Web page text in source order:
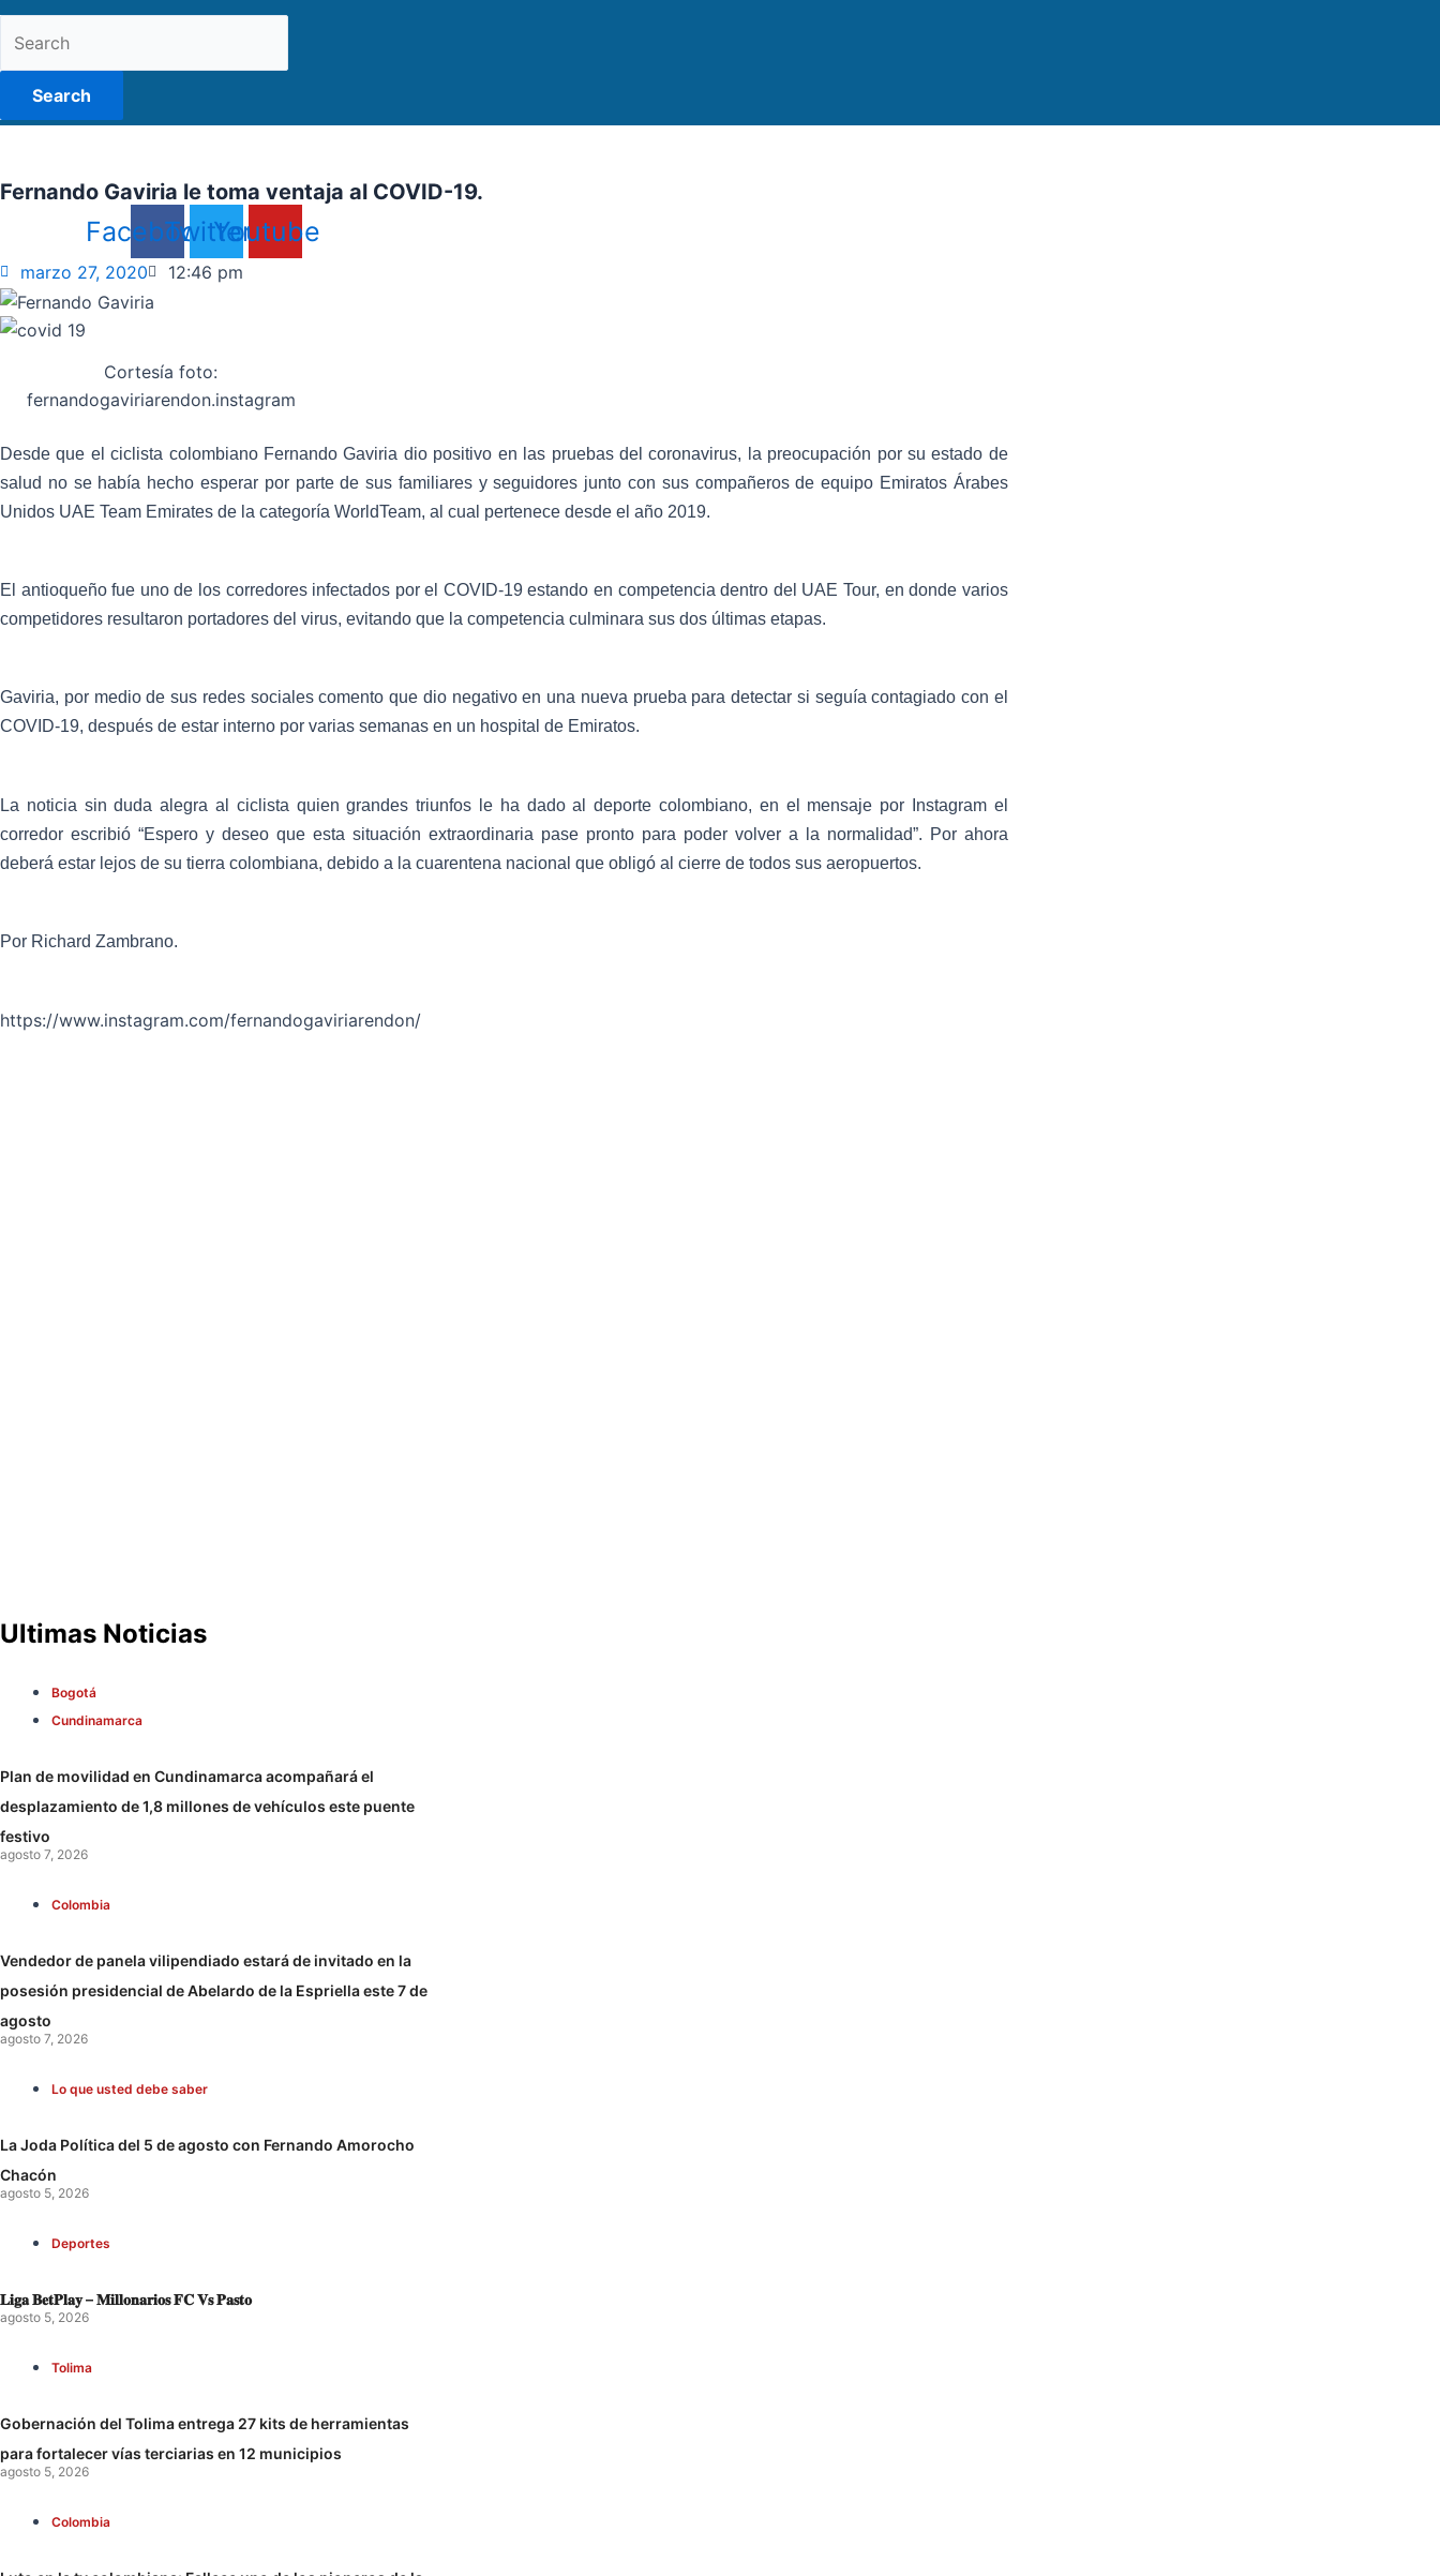
Search
Fernando Gaviria le toma ventaja al COVID-19.
Facebook
TwitterYoutube
marzo 27, 2020 12:46 pm
Cortesía foto:
fernandogaviriarendon.instagram
Desde que el ciclista colombiano Fernando Gaviria dio positivo en las pruebas del coronavirus, la preocupación por su estado de
salud no se había hecho esperar por parte de sus familiares y seguidores junto con sus compañeros de equipo Emiratos Árabes
Unidos UAE Team Emirates de la categoría WorldTeam, al cual pertenece desde el año 2019.
El antioqueño fue uno de los corredores infectados por el COVID-19 estando en competencia dentro del UAE Tour, en donde varios
competidores resultaron portadores del virus, evitando que la competencia culminara sus dos últimas etapas.
Gaviria, por medio de sus redes sociales comento que dio negativo en una nueva prueba para detectar si seguía contagiado con el
COVID-19, después de estar interno por varias semanas en un hospital de Emiratos.
La noticia sin duda alegra al ciclista quien grandes triunfos le ha dado al deporte colombiano, en el mensaje por Instagram el
corredor escribió “Espero y deseo que esta situación extraordinaria pase pronto para poder volver a la normalidad”. Por ahora
deberá estar lejos de su tierra colombiana, debido a la cuarentena nacional que obligó al cierre de todos sus aeropuertos.
Por Richard Zambrano.
https://www.instagram.com/fernandogaviriarendon/
Ultimas Noticias
Bogotá
Cundinamarca
Plan de movilidad en Cundinamarca acompañará el
desplazamiento de 1,8 millones de vehículos este puente
festivo
agosto 7, 2026
Colombia
Vendedor de panela vilipendiado estará de invitado en la
posesión presidencial de Abelardo de la Espriella este 7 de
agosto
agosto 7, 2026
Lo que usted debe saber
La Joda Política del 5 de agosto con Fernando Amorocho
Chacón
agosto 5, 2026
Deportes
𝐋𝐢𝐠𝐚 𝐁𝐞𝐭𝐏𝐥𝐚𝐲 – 𝐌𝐢𝐥𝐥𝐨𝐧𝐚𝐫𝐢𝐨𝐬 𝐅𝐂 𝐕𝐬 𝐏𝐚𝐬𝐭𝐨
agosto 5, 2026
Tolima
Gobernación del Tolima entrega 27 kits de herramientas
para fortalecer vías terciarias en 12 municipios
agosto 5, 2026
Colombia